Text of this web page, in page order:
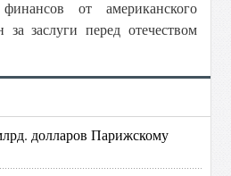
от американского
за заслуги перед отечеством
долларов Парижскому